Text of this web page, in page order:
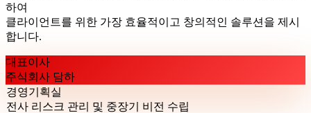
하여
클라이언트를 위한 가장 효율적이고 창의적인 솔루션을 제시
합니다.
대표이사
주식회사 담하
경영기획실
전사 리스크 관리 및 중장기 비전 수립